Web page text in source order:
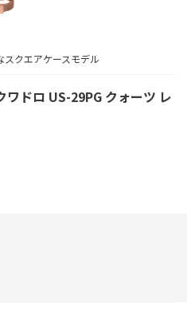
ドロ US-29PG クォーツ レ
クエアケースモデル